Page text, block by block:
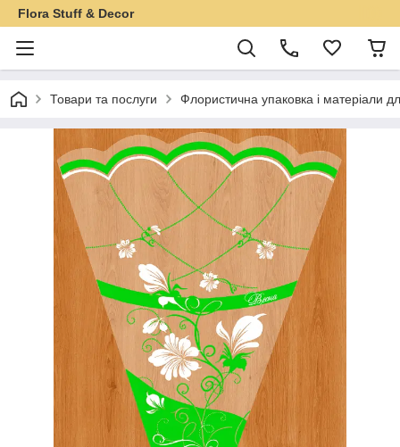
Flora Stuff & Decor
Товари та послуги Флористична упаковка і матеріали